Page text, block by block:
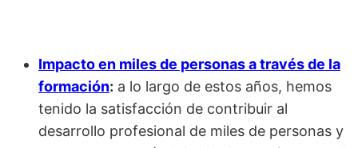
Impacto en miles de personas a través de la
formación: a lo largo de estos años, hemos
tenido la satisfacción de contribuir al
desarrollo profesional de miles de personas y